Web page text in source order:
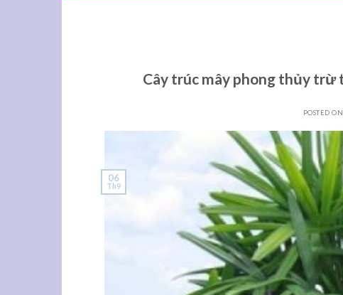
Cây trúc mây phong thủy trừ
POSTED ON
06
Th9